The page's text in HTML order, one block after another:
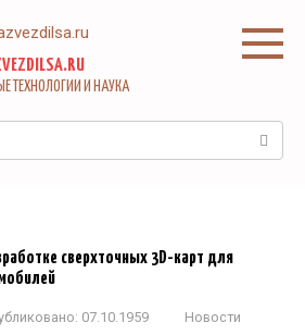
ТЕХНОЛОГИИ И НАУКА
сверхточных 3D-карт для
07.10.1959
Новости